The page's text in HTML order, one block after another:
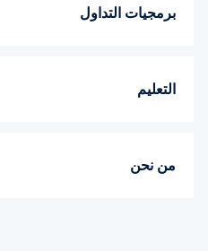
برمجيات التداول
التعليم
من نحن